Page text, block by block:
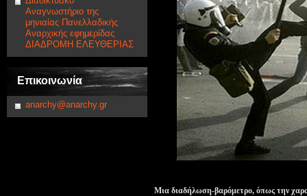
Αναγνωστήριο της
μηνιαίας Πανελλαδικής
Αναρχικής εφημερίδας
ΔΙΑΔΡΟΜΗ ΕΛΕΥΘΕΡΙΑΣ
Επικοινωνία
anarchy@anarchy.gr
Μια διαδήλωση-βαρόμετρο, όπως την